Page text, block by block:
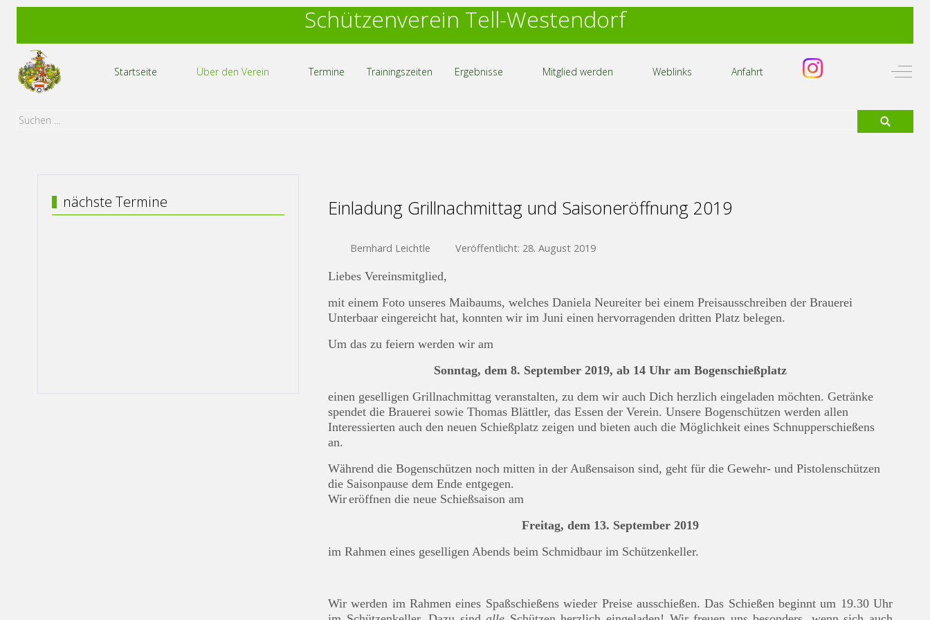
Schützenverein Tell-Westendorf
Startseite Über den Verein Termine Trainingszeiten Ergebnisse Mitglied werden Weblinks Anfahrt Off-
nächste Termine Einladung Grillnachmittag und Saisoneröffnung 2019
Bernhard Leichtle Veröffentlicht: 28. August 2019
Liebes Vereinsmitglied,
mit einem Foto unseres Maibaums, welches Daniela Neureiter bei einem Preisausschreiben der Brauerei
Unterbaar eingereicht hat, konnten wir im Juni einen hervorragenden dritten Platz belegen.
Um das zu feiern werden wir am
Sonntag, dem 8. September 2019, ab 14 Uhr am Bogenschießplatz
einen geselligen Grillnachmittag veranstalten, zu dem wir auch Dich herzlich eingeladen möchten. Getränke
spendet die Brauerei sowie Thomas Blättler, das Essen der Verein. Unsere Bogenschützen werden allen
Interessierten auch den neuen Schießplatz zeigen und bieten auch die Möglichkeit eines Schnupperschießens
an.
Während die Bogenschützen noch mitten in der Außensaison sind, geht für die Gewehr- und Pistolenschützen
die Saisonpause dem Ende entgegen.
Wireröffnen die neue Schießsaison am
Freitag, dem 13. September 2019
im Rahmen eines geselligen Abends beim Schmidbaur im Schützenkeller.
Wir werden im Rahmen eines Spaßschießens wieder Preise ausschießen. Das Schießen beginnt um 19.30 Uhr